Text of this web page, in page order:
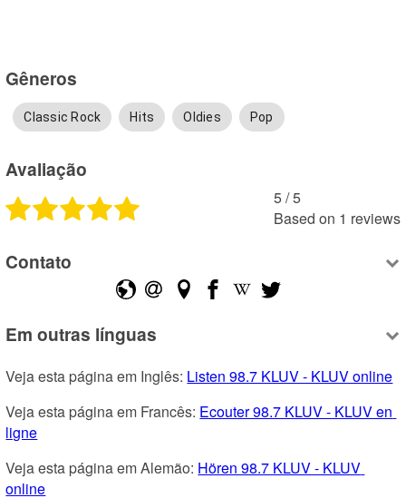
Gêneros
Classic Rock Hits Oldies Pop
Avaliação
5 /5
Based on 1 reviews
Contato
Em outras línguas
Veja esta página em Inglês: Listen 98.7 KLUV - KLUV online
Veja esta página em Francês: Ecouter 98.7 KLUV - KLUV en
ligne
Veja esta página em Alemão: Hören 98.7 KLUV - KLUV
online